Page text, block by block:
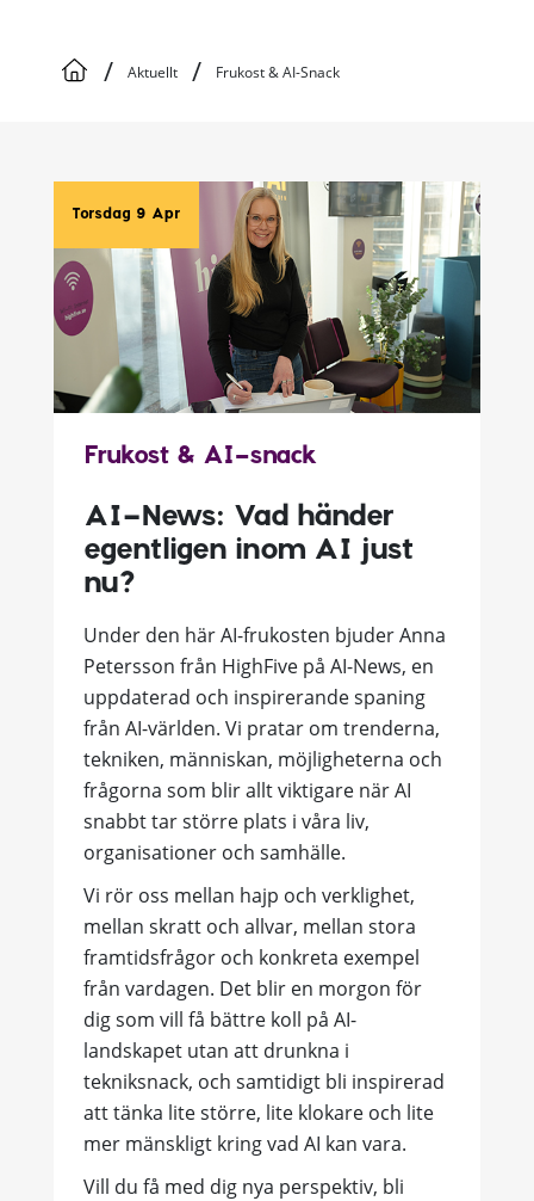
/ Aktuellt / Frukost & AI-Snack
Torsdag 9 Apr
Frukost & AI-snack
AI-News: Vad händer
egentligen inom AI just
nu?
Under den här AI-frukosten bjuder Anna
Petersson från HighFive på AI-News, en
uppdaterad och inspirerande spaning
från AI-världen. Vi pratar om trenderna,
tekniken, människan, möjligheterna och
frågorna som blir allt viktigare när AI
snabbt tar större plats i våra liv,
organisationer och samhälle.
Vi rör oss mellan hajp och verklighet,
mellan skratt och allvar, mellan stora
framtidsfrågor och konkreta exempel
från vardagen. Det blir en morgon för
dig som vill få bättre koll på AI-
landskapet utan att drunkna i
tekniksnack, och samtidigt bli inspirerad
att tänka lite större, lite klokare och lite
mer mänskligt kring vad AI kan vara.
Vill du få med dig nya perspektiv, bli